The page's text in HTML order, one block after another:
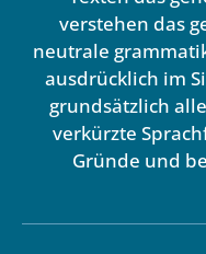
verstehen das
neutrale
ausdrücklich im
grundsätzlich
verkürzte
Gründe und